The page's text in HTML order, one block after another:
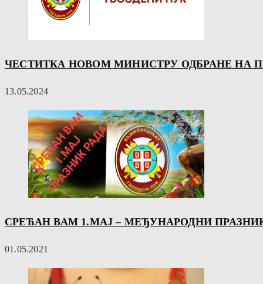
ЧЕСТИТКА НОВОМ МИНИСТРУ ОДБРАНЕ НА
13.05.2024
СРЕЋАН ВАМ 1.МАЈ – МЕЂУНАРОДНИ
01.05.2021